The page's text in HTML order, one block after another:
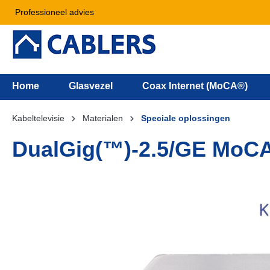
Professioneel advies
Home Glasvezel Coax Internet (MoCA®)
Kabeltelevisie Materialen Speciale oplossingen
DualGig(™)-2.5/GE